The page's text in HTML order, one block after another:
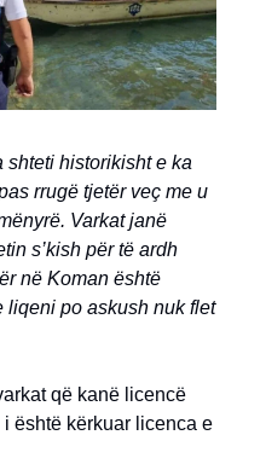
shteti historikisht e ka
rrugë tjetër veç me u
Varkat janë
s’kish për të ardh
në Koman është
liqeni po askush nuk flet
që kanë licencë
është kërkuar licenca e